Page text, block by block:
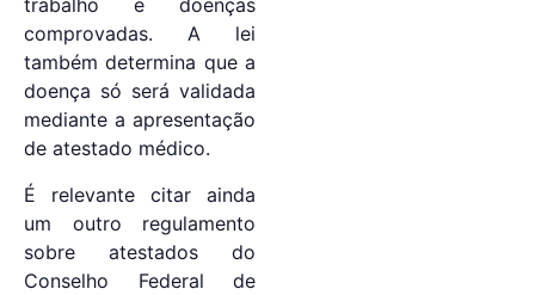
trabalho e doenças
comprovadas. A lei
também determina que a
doença só será validada
mediante a apresentação
de atestado médico.
É relevante citar ainda
um outro regulamento
sobre atestados do
Conselho Federal de